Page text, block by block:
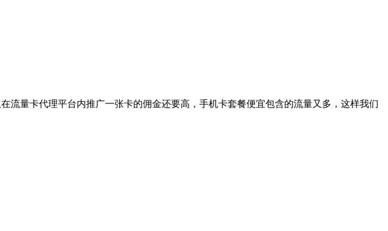
量卡代理平台内推广一张卡的佣金还要高，手机卡套餐便宜包含的流量又多，这样我们